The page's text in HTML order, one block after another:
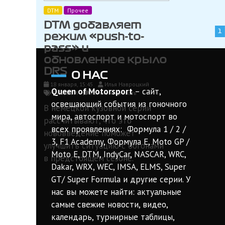
DTM Прочее
DTM добавляет
режим «push-to-
pass» и
обновленное крыло
DRS
18 января, 15:45
Илья Навроцкий
DRS,DTM Комментироватьon
DTM
добавляет
режим
«push-
to-
pass»
и
обновленное
крыло
DRS
В немецкой кузовной серии
рассчитывают, что это
нововведение поможет
улучшить ситуацию с обгонами
в предстоящем сезоне.
Навигация
по
записям
1
О НАС
Queen of Motorsport– сайт,
освещающий события из гоночного
мира, автоспорт и мотоспорт во
всех проявлениях: Формула 1 / 2 /
3, F1 Academy, Формула Е, Moto GP /
Moto E, DTM, IndyCar, NASCAR, WRC,
Dakar, WRX, WEC, IMSA, ELMS, Super
GT/ Super Formula и другие серии. У
нас вы можете найти: актуальные
самые свежие новости, видео,
календарь, турнирные таблицы,